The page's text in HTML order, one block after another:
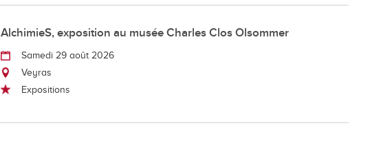
AlchimieS, exposition au musée Charles Clos Olsommer
Samedi 29 août 2026
Veyras
Expositions